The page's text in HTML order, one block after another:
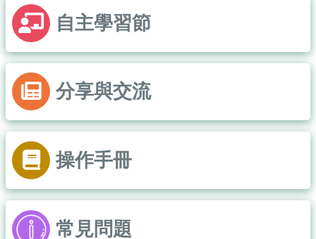
自主學習節
分享與交流
操作手冊
常見問題